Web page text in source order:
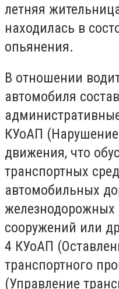
летняя
находилась в
опьянения.
В отношении
автомобиля
КУоАП
движения, что
транспортных
автомобильных
железнодорожных
сооружений или
4 КУоАП
транспортного
(Управление